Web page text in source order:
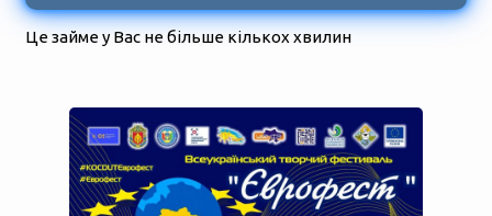
Це займе у Вас не більше кількох хвилин